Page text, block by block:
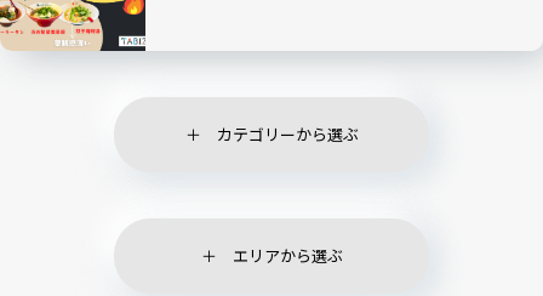
カテゴリーから選ぶ
エリアから選ぶ